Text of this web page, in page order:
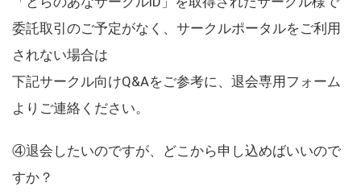
委託取引のご予定がなく、サークルポータルをご利用
されない場合は
下記サークル向けQ&Aをご参考に、退会専用フォーム
よりご連絡ください。
④退会したいのですが、どこから申し込めばいいので
すか？